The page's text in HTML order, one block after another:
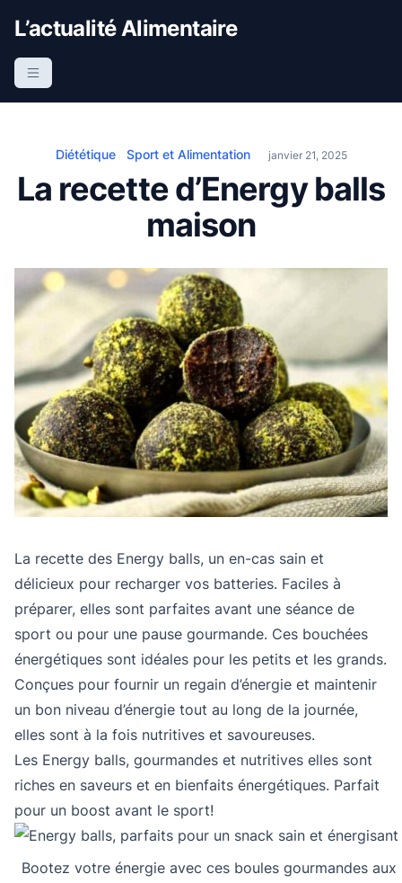
t
L’actualité Alimentaire
Diététique Sport et Alimentation janvier 21, 2025
La recette d’Energy balls
maison
La recette des Energy balls, un en-cas sain et
délicieux pour recharger vos batteries. Faciles à
préparer, elles sont parfaites avant une séance de
sport ou pour une pause gourmande. Ces bouchées
énergétiques sont idéales pour les petits et les grands.
Conçues pour fournir un regain d’énergie et maintenir
un bon niveau d’énergie tout au long de la journée,
elles sont à la fois nutritives et savoureuses.
Les Energy balls, gourmandes et nutritives elles sont
riches en saveurs et en bienfaits énergétiques. Parfait
pour un boost avant le sport!
Bootez votre énergie avec ces boules gourmandes aux